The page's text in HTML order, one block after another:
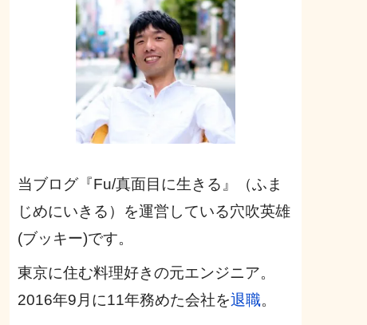
当ブログ『Fu/真面目に生きる』（ふま
じめにいきる）を運営している穴吹英雄
(ブッキー)です。
東京に住む料理好きの元エンジニア。
2016年9月に11年務めた会社を退職。